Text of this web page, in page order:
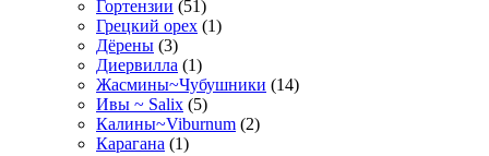
Гортензии (51)
Грецкий орех (1)
Дёрены (3)
Диервилла (1)
Жасмины~Чубушники (14)
Ивы ~ Salix (5)
Калины~Viburnum (2)
Карагана (1)